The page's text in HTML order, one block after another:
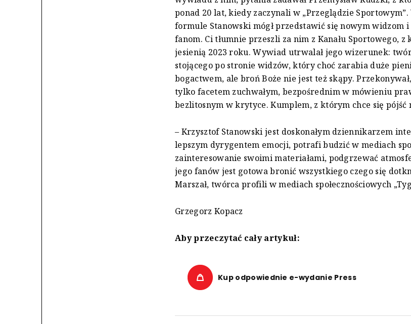
ponad 20 lat, kiedy zaczynali w „Przeglądzie
formule Stanowski mógł przedstawić się nowym widzom
fanom. Ci tłumnie przeszli za nim z Kanału Sportowego, z
jesienią 2023 roku. Wywiad utrwalał jego wizerunek:
stojącego po stronie widzów, który choć zarabia duże
bogactwem, ale broń Boże nie jest też skąpy.
tylko facetem zuchwałym, bezpośrednim w mówieniu
bezlitosnym w krytyce. Kumplem, z którym chce się pójść
– Krzysztof Stanowski jest doskonałym dziennikarzem
lepszym dyrygentem emocji, potrafi budzić w mediach
zainteresowanie swoimi materiałami, podgrzewać
jego fanów jest gotowa bronić wszystkiego czego się
Marszał, twórca profili w mediach społecznościowych
Grzegorz Kopacz
Aby przeczytać cały artykuł:
Kup odpowiednie e-wydanie Press